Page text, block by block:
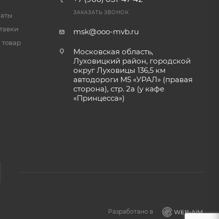
товар
ЗАКАЗАТЬ ЗВОНОК
msk@ooo-mvb.ru
Московская область,
Луховицкий район, городской
округ Луховицы 136,5 км
автодороги М5 «УРАЛ» (правая
сторона), стр. 2а (у кафе
«‎Принцесса»)
Разработано в